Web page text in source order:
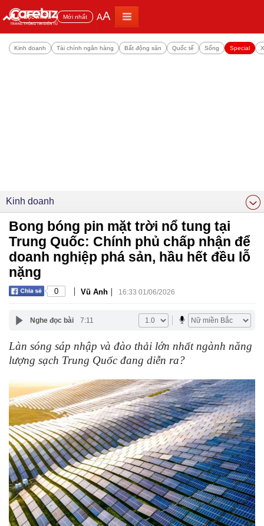
Đọc nhiều Mới nhất AA
Kinh doanh Tài chính ngân hàng Bất động sản Quốc tế Sống Special
Kinh doanh
Bong bóng pin mặt trời nổ tung tại
Trung Quốc: Chính phủ chấp nhận để
doanh nghiệp phá sản, hầu hết đều lỗ
nặng
0 | Vũ Anh | 16:33 01/06/2026
Nghe đọc bài 7:11
Làn sóng sáp nhập và đào thải lớn nhất ngành năng
lượng sạch Trung Quốc đang diễn ra?